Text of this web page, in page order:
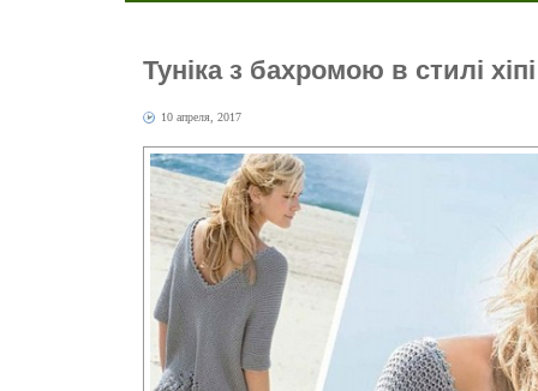
Туніка з бахромою в стилі хіпі
10 апреля, 2017